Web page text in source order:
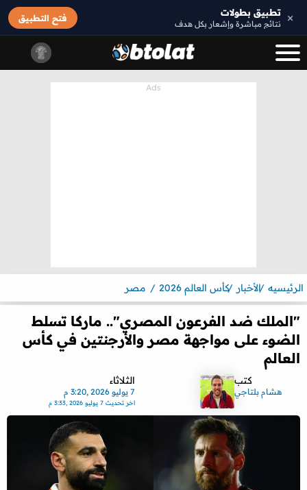
× تطبيق بطولات
نتائج مباشرة وإشعار بكل هدف
فتح التطبيق
الرئيسيه الأخبار كأس العالم 2026 مصر
"الملك ضد الفرعون المصري".. ماركا تسلط
الضوء على مواجهة مصر والأرجنتين في كأس
العالم
كتب
هشام بلتاجي
الثلاثاء
7 يوليو 2026 ,3:20 م
اخر تحديث7 يوليو 2026 ,3:33 م